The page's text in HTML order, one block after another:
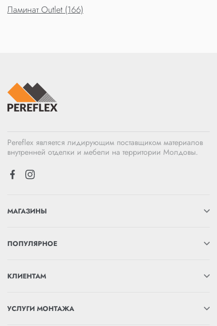
Ламинат Outlet (166)
Pereflex является лидирующим поставщиком материалов
внутренней отделки и мебели на территории Молдовы.
МАГАЗИНЫ
ПОПУЛЯРНОЕ
КЛИЕНТАМ
УСЛУГИ МОНТАЖА